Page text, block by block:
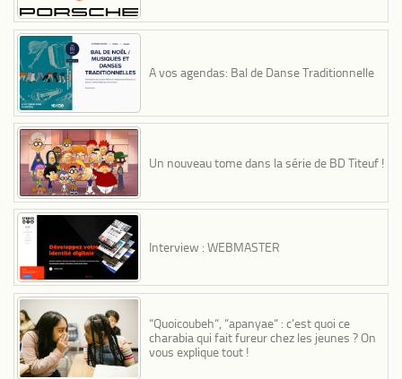
A vos agendas: Bal de Danse Traditionnelle
Un nouveau tome dans la série de BD Titeuf !
Interview : WEBMASTER
“Quoicoubeh“, “apanyae“ : c’est quoi ce
charabia qui fait fureur chez les jeunes ? On
vous explique tout !